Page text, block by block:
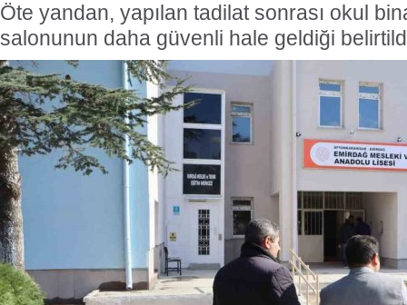
Öte yandan, yapılan tadilat sonrası okul
salonunun daha güvenli hale geldiği